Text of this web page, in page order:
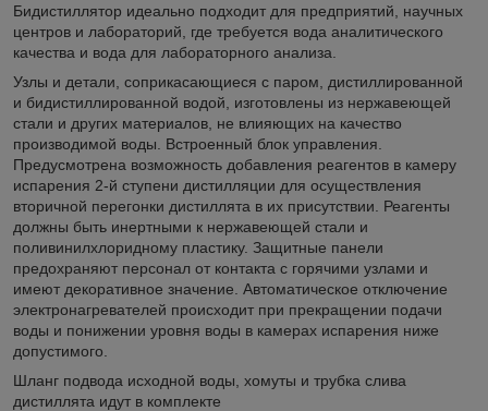
Бидистиллятор идеально подходит для предприятий, научных
центров и лабораторий, где требуется вода аналитического
качества и вода для лабораторного анализа.
Узлы и детали, соприкасающиеся с паром, дистиллированной
и бидистиллированной водой, изготовлены из нержавеющей
стали и других материалов, не влияющих на качество
производимой воды. Встроенный блок управления.
Предусмотрена возможность добавления реагентов в камеру
испарения 2-й ступени дистилляции для осуществления
вторичной перегонки дистиллята в их присутствии. Реагенты
должны быть инертными к нержавеющей стали и
поливинилхлоридному пластику. Защитные панели
предохраняют персонал от контакта с горячими узлами и
имеют декоративное значение. Автоматическое отключение
электронагревателей происходит при прекращении подачи
воды и понижении уровня воды в камерах испарения ниже
допустимого.
Шланг подвода исходной воды, хомуты и трубка слива
дистиллята идут в комплекте